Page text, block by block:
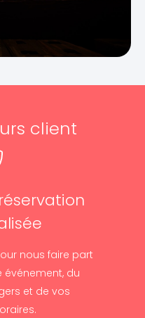
client
nous faire part
événement, du
et de vos